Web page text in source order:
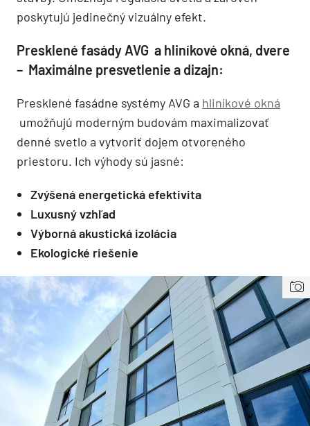
poskytujú jedinečný vizuálny efekt.
Presklené fasády AVG a hliníkové okná, dvere
– Maximálne presvetlenie a dizajn:
Presklené fasádne systémy AVG a hliníkové okná
umožňujú moderným budovám maximalizovať
denné svetlo a vytvoriť dojem otvoreného
priestoru. Ich výhody sú jasné:
Zvýšená energetická efektivita
Luxusný vzhľad
Výborná akustická izolácia
Ekologické riešenie